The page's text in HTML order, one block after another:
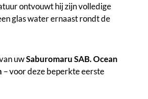
ontvouwt hij zijn volledige
glas water ernaast rondt de
uwSaburomaru SAB. Ocean
– voor deze beperkte eerste